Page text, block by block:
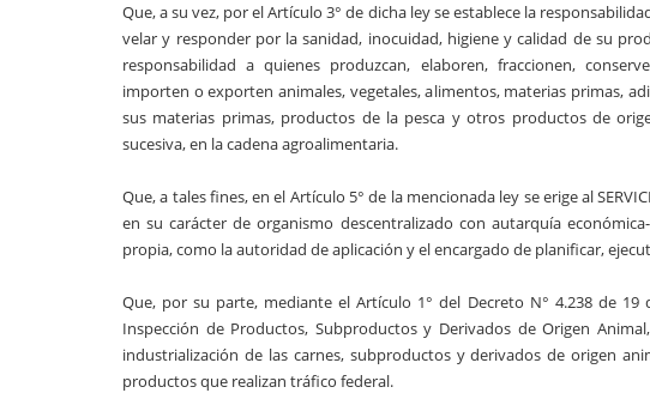
Que, a su vez, por el Artículo 3° de dicha ley se establece la
velar y responder por la sanidad, inocuidad, higiene y calidad de su
responsabilidad a quienes produzcan, elaboren, fraccionen,
importen o exporten animales, vegetales, alimentos, materias primas,
sus materias primas, productos de la pesca y otros productos de
sucesiva, en la cadena agroalimentaria.
Que, a tales fines, en el Artículo 5° de la mencionada ley se erige al
en su carácter de organismo descentralizado con autarquía
propia, como la autoridad de aplicación y el encargado de planificar,
Que, por su parte, mediante el Artículo 1° del Decreto N° 4.238 de
Inspección de Productos, Subproductos y Derivados de Origen
industrialización de las carnes, subproductos y derivados de origen
productos que realizan tráfico federal.